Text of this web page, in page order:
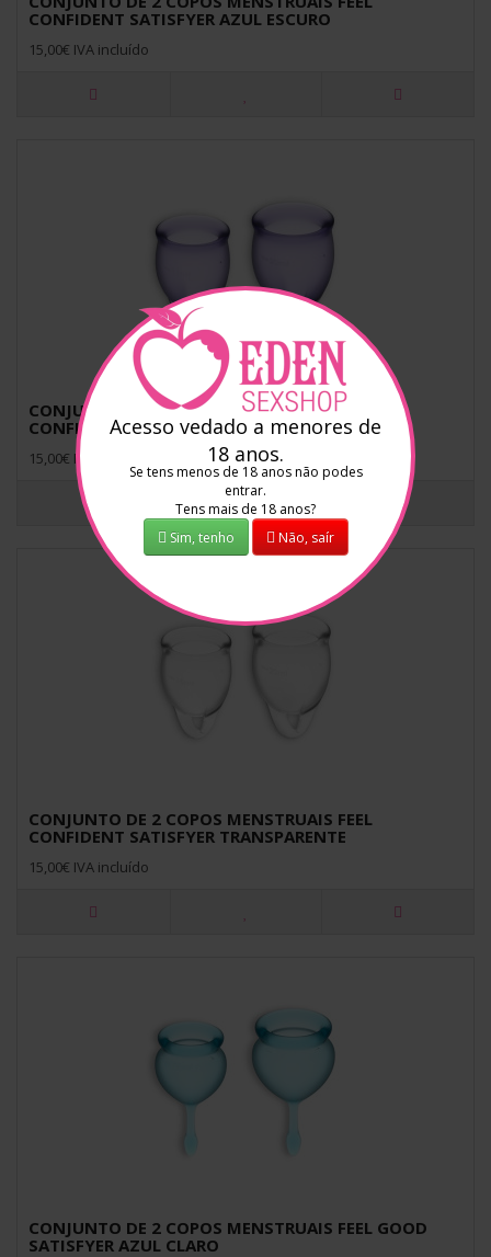
CONFIDENT SATISFYER AZUL ESCURO
15,00€ IVA incluído
CONJUNTO DE 2 COPOS MENSTRUAIS FEEL
CONFIDENT SATISFYER LILÁS
15,00€ IVA incluído
CONJUNTO DE 2 COPOS MENSTRUAIS FEEL
CONFIDENT SATISFYER TRANSPARENTE
15,00€ IVA incluído
CONJUNTO DE 2 COPOS MENSTRUAIS FEEL GOOD
SATISFYER AZUL CLARO
Acesso vedado a menores de
18 anos.
Se tens menos de 18 anos não podes
entrar.
Tens mais de 18 anos?
Sim, tenho
Não, saír